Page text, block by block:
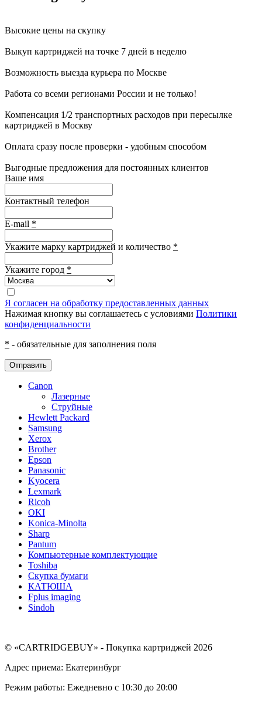
Высокие цены на скупку
Выкуп картриджей на точке 7 дней в неделю
Возможность выезда курьера по Москве
Работа со всеми регионами России и не только!
Компенсация 1/2 транспортных расходов при пересылке
картриджей в Москву
Оплата сразу после проверки - удобным способом
Выгодные предложения для постоянных клиентов
Ваше имя
Контактный телефон
E-mail *
Укажите марку картриджей и количество *
Укажите город *
Я согласен на обработку предоставленных данных
Нажимая кнопку вы соглашаетесь с условиями Политики
конфиденциальности
* - обязательные для заполнения поля
Отправить
Canon
Лазерные
Струйные
Hewlett Packard
Samsung
Xerox
Brother
Epson
Panasonic
Kyocera
Lexmark
Ricoh
OKI
Konica-Minolta
Sharp
Pantum
Компьютерные комплектующие
Toshiba
Скупка бумаги
КАТЮША
Fplus imaging
Sindoh
© «CARTRIDGEBUY» - Покупка картриджей 2026
Адрес приема: Екатеринбург
Режим работы: Ежедневно с 10:30 до 20:00